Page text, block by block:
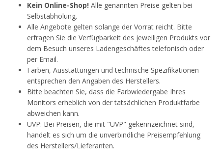
Kein Online-Shop! Alle genannten Preise gelten bei
Selbstabholung.
Alle Angebote gelten solange der Vorrat reicht. Bitte
erfragen Sie die Verfügbarkeit des jeweiligen Produkts vor
dem Besuch unseres Ladengeschäftes telefonisch oder
per Email.
Farben, Ausstattungen und technische Spezifikationen
entsprechen den Angaben des Herstellers.
Bitte beachten Sie, dass die Farbwiedergabe Ihres
Monitors erheblich von der tatsächlichen Produktfarbe
abweichen kann.
UVP: Bei Preisen, die mit "UVP" gekennzeichnet sind,
handelt es sich um die unverbindliche Preisempfehlung
des Herstellers/Lieferanten.